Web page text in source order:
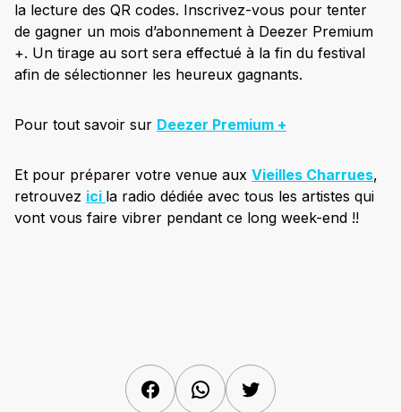
la lecture des QR codes. Inscrivez-vous pour tenter
de gagner un mois d’abonnement à Deezer Premium
+. Un tirage au sort sera effectué à la fin du festival
afin de sélectionner les heureux gagnants.
Pour tout savoir sur Deezer Premium +
Et pour préparer votre venue aux Vieilles Charrues,
retrouvez ici la radio dédiée avec tous les artistes qui
vont vous faire vibrer pendant ce long week-end !!
FacebookWhatsAppTwitter